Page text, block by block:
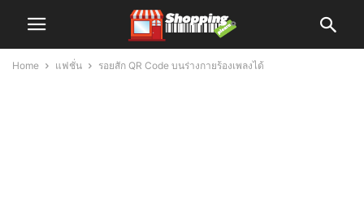
Home แฟชั่น รอยสัก QR Code บนร่างกายร้องเพลงได้